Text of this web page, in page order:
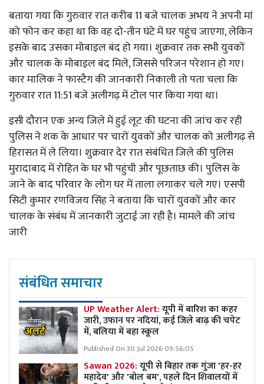
बताया गया कि गुरुवार रात करीब 11 बजे चालक अभय ने अपनी मां
को फोन कर कहा था कि वह दो-तीन घंटे में घर पहुंच जाएगा, लेकिन
इसके बाद उसका मोबाइल बंद हो गया। शुक्रवार तक सभी युवकों
और चालक के मोबाइल बंद मिले, जिससे परिजन परेशान हो गए।
कार मालिक ने फास्टैग की जानकारी निकाली तो पता चला कि
गुरुवार रात 11:51 बजे अलीगढ़ में टोल पार किया गया था।
इसी दौरान एक अन्य जिले में हुई लूट की घटना की जांच कर रही
पुलिस ने शक के आधार पर चारों युवकों और चालक को अलीगढ़ से
हिरासत में ले लिया। शुक्रवार देर रात संबंधित जिले की पुलिस
मुरादाबाद में रोहित के घर भी पहुंची और पूछताछ की। पुलिस के
जाने के बाद परिवार के लोग घर में ताला लगाकर चले गए। एसपी
सिटी कुमार रणविजय सिंह ने बताया कि चारों युवकों और कार
चालक के संबंध में जानकारी जुटाई जा रही है। मामले की जांच
जारी
संबंधित समाचार
UP Weather Alert:यूपी में बारिश का कहर
जारी, उफान पर नदियां, कई जिले बाढ़ की चपेट
में, बलिया में बहा स्कूल
Published On 30 Jul 2026 09:56:05
Sawan 2026:यूपी से बिहार तक गुंजा 'हर-हर
महादेव' और 'बोल बम', पहले दिन शिवालयों में